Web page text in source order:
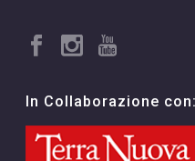
In Collaborazione con: